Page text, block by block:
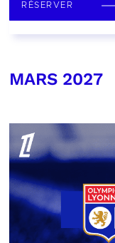
RÉSERVER
MARS 2027